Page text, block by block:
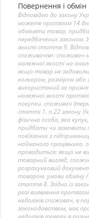
Повернення і обмін
Відповідно до закону
можете протягом 14
обміняти товар,
передбачених законом.
якості стаття 9.
споживачів»: споживач
належної якості на
якщо товар не
кольором, розміром
використаний за
належної якості
покупки. споживач
статті 1. п.22 закону
фізична особа, яка
придбати чи замовити
пов’язаних з
найманого працівника.
провадиться: якщо не
товарний вигляд,
розрахунковий
товаром. умови обміну
стаття 8. Згідно із
разі виявлення
недоліків споживач, в
законодавством, має
недоліків товару в